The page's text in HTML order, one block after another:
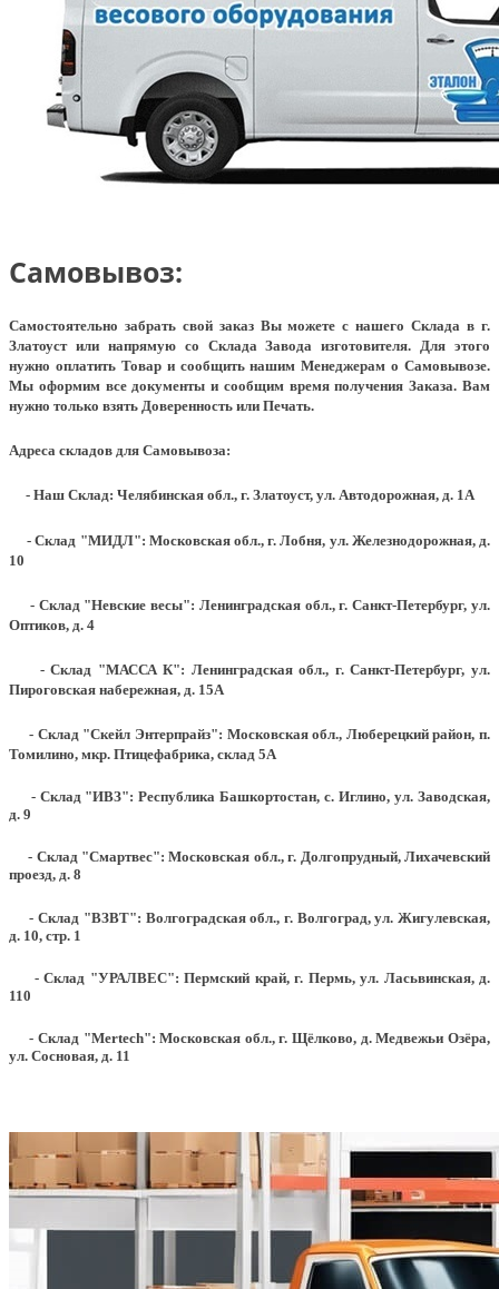
Самовывоз:
Самостоятельно забрать свой заказ Вы можете с нашего Склада в г.
Златоуст или напрямую со Склада Завода изготовителя. Для этого
нужно оплатить Товар и сообщить нашим Менеджерам о Самовывозе.
Мы оформим все документы и сообщим время получения Заказа. Вам
нужно только взять Доверенность или Печать.
Адреса складов для Самовывоза:
- Наш Склад: Челябинская обл., г. Златоуст, ул. Автодорожная, д. 1А
- Склад "МИДЛ": Московская обл., г. Лобня, ул. Железнодорожная, д.
10
- Склад "Невские весы": Ленинградская обл., г. Санкт-Петербург, ул.
Оптиков, д. 4
- Склад "МАССА К": Ленинградская обл., г. Санкт-Петербург, ул.
Пироговская набережная, д. 15А
- Склад "Скейл Энтерпрайз": Московская обл., Люберецкий район, п.
Томилино, мкр. Птицефабрика, склад 5А
- Склад "ИВЗ": Республика Башкортостан, с. Иглино, ул. Заводская,
д. 9
- Склад "Смартвес":Московская обл., г. Долгопрудный, Лихачевский
проезд, д. 8
- Склад "ВЗВТ": Волгоградская обл., г. Волгоград, ул. Жигулевская,
д. 10, стр. 1
- Склад "УРАЛВЕС": Пермский край, г. Пермь, ул. Ласьвинская, д.
110
- Склад "Mertech": Московская обл., г. Щёлково, д. Медвежьи Озёра,
ул. Сосновая, д. 11